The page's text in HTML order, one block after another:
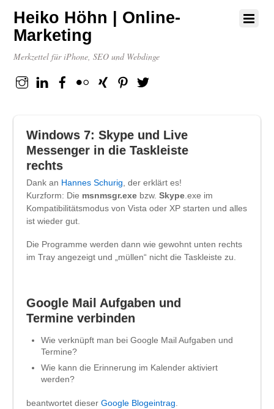
Heiko Höhn | Online-
Marketing
Merkzettel für iPhone, SEO und Webdinge
InstagramLinkedinFacebook
flickr XING Pinterest
Windows 7: Skype und Live
Messenger in die Taskleiste
rechts
Dank an Hannes Schurig , der erklärt es!
Kurzform: Die msnmsgr.exebzw. Skype.exe im
Kompatibilitätsmodus von Vista oder XP starten und alles
ist wieder gut.
Die Programme werden dann wie gewohnt unten rechts
im Tray angezeigt und „müllen“ nicht die Taskleiste zu.
Google Mail Aufgaben und
Termine verbinden
Wie verknüpft man bei Google Mail Aufgaben und
Termine?
Wie kann die Erinnerung im Kalender aktiviert
werden?
beantwortet dieser Google Blogeintrag.